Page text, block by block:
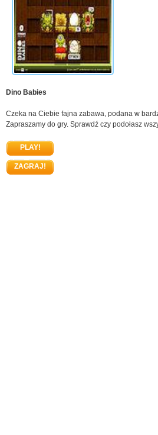
Dino Babies
Czeka na Ciebie fajna zabawa, podana w
Zapraszamy do gry. Sprawdź czy podołasz
PLAY!
ZAGRAJ!